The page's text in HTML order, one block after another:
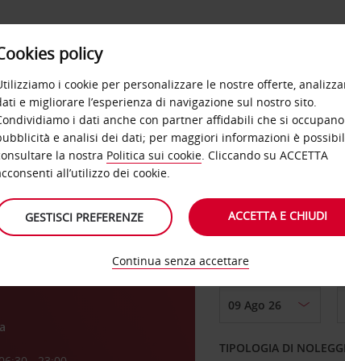
OFFERTE
Scegli una
DAL GIORNO
TIPOLOGIA DI
policy
i cookie per personalizzare le nostre offerte,
e migliorare l’esperienza di navigazione sul nostro sito.
i dati anche con partner affidabili che si
e analisi dei dati; per maggiori informazioni è
la nostra Politica sui cookie. Cliccando su ACCETTA
all’utilizzo dei cookie.
GESTISCI PREFERENZE ACCETTA E CHIUDI
Continua senza accettare